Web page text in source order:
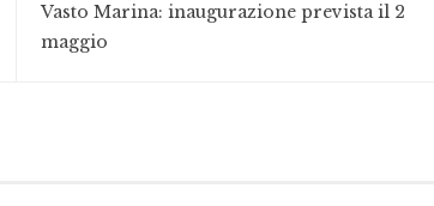
Vasto Marina: inaugurazione prevista il 2
maggio